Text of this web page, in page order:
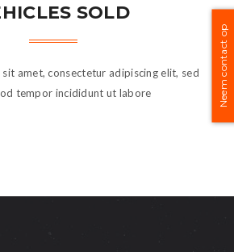
SOLD
amet, consectetur adipiscing elit, sed
tempor incididunt ut labore
Neem contact op